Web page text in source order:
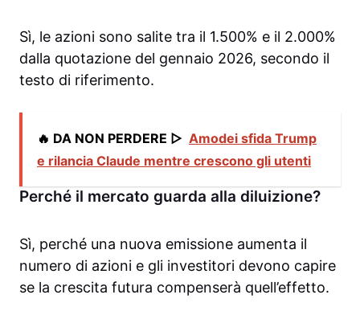
Sì, le azioni sono salite tra il 1.500% e il 2.000%
dalla quotazione del gennaio 2026, secondo il
testo di riferimento.
🔥 DA NON PERDERE ▷ Amodei sfida Trump
e rilancia Claude mentre crescono gli utenti
Perché il mercato guarda alla diluizione?
Sì, perché una nuova emissione aumenta il
numero di azioni e gli investitori devono capire
se la crescita futura compenserà quell’effetto.